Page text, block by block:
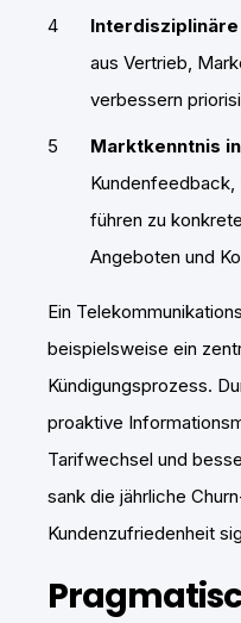
Interdisziplinäre
aus Vertrieb,
verbessern
Marktkenntnis
Kundenfeedback,
führen zu
Angeboten und
Ein
beispielsweise ein
Kündigungsprozess.
proaktive
Tarifwechsel und
sank die jährliche
Kundenzufriedenheit